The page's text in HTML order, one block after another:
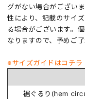
グがない場合がござい
性により、記載のサイ
る場合がございます。
なりますので、予めご
※サイズガイドはコチラ
裾ぐるり(hem